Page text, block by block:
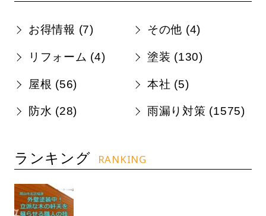
お得情報 (7) その他 (4)
リフォーム (4) 塗装 (130)
屋根 (56) 本社 (5)
防水 (28) 雨漏り対策 (1575)
ランキング RANKING